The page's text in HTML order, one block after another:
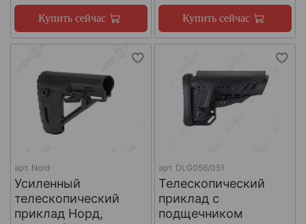
Купить сейчас Купить сейчас
арт. Nord
Усиленный
телескопический
приклад Норд,
арт. DLG056/051
Телескопический
приклад с
подщечником